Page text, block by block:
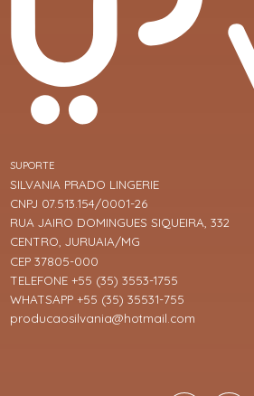
SUPORTE
SILVANIA PRADO LINGERIE
CNPJ 07.513.154/0001-26
RUA JAIRO DOMINGUES SIQUEIRA, 332
CENTRO, JURUAIA/MG
CEP 37805-000
TELEFONE +55 (35) 3553-1755
WHATSAPP +55 (35) 35531-755
producaosilvania@hotmail.com